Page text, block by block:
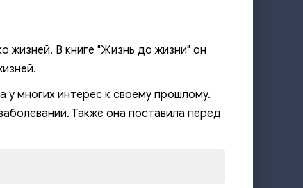
1:56
1:40
жизней. В книге "Жизнь до жизни" он
у многих интерес к своему прошлому.
Также она поставила перед